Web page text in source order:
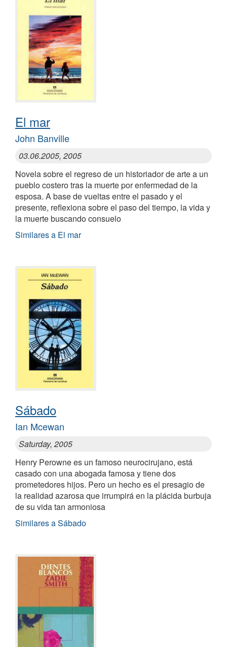
El mar
John Banville
03.06.2005, 2005
Novela sobre el regreso de un historiador de arte a un
pueblo costero tras la muerte por enfermedad de la
esposa. A base de vueltas entre el pasado y el
presente, reflexiona sobre el paso del tiempo, la vida y
la muerte buscando consuelo
Similares a El mar
Sábado
Ian Mcewan
Saturday, 2005
Henry Perowne es un famoso neurocirujano, está
casado con una abogada famosa y tiene dos
prometedores hijos. Pero un hecho es el presagio de
la realidad azarosa que irrumpirá en la plácida burbuja
de su vida tan armoniosa
Similares a Sábado